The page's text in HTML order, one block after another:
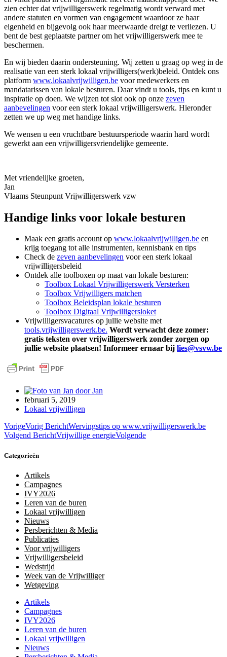
zien echter dat vrijwilligerswerk regelmatig wordt verward met
andere statuten en vormen van engagement waardoor ze haar
eigenheid en bijgevolg ook haar meerwaarde dreigt te verliezen. U
bent de best geplaatste partner om het vrijwilligerswerk mee te
beschermen.
En wij bieden daarin ondersteuning. Wij zetten u graag op weg in de
realisatie van een sterk lokaal vrijwilligers(werk)beleid. Ontdek ons
platform www.lokaalvrijwilligen.be voor medewerkers en
mandatarissen van lokale besturen. Daar vindt u tools, tips en kunt u
inspiratie op doen. We wijzen tot slot ook op onze zeven
aanbevelingen voor een sterk lokaal vrijwilligerswerk. Hieronder
zetten we up weg met handige links.
We wensen u een vruchtbare bestuursperiode waarin hard wordt
gewerkt aan een vrijwilligersvriendelijke gemeente.
Met vriendelijke groeten,
Jan
Vlaams Steunpunt Vrijwilligerswerk vzw
Handige links voor lokale besturen
Maak een gratis account op www.lokaalvrijwilligen.be en
krijg toegang tot alle instrumenten, kennisbank en tips
Check de zeven aanbevelingen voor een sterk lokaal
vrijwilligersbeleid
Ontdek alle toolboxen op maat van lokale besturen:
Toolbox Lokaal Vrijwilligerswerk Versterken
Toolbox Vrijwilligers matchen
Toolbox Beleidsplan lokale besturen
Toolbox Digitaal Vrijwilligersloket
Vrijwilligersvacatures op jullie website met
tools.vrijwilligerswerk.be. Wordt verwacht deze zomer:
gratis teksten over vrijwilligerswerk zonder zorgen op
jullie website plaatsen! Informeer ernaar bij lies@vsvw.be
doorJan
februari 5, 2019
Lokaal vrijwilligen
VorigeVorig BerichtWervingstips op www.vrijwilligerswerk.be
Volgend BerichtVrijwillige energieVolgende
Categorieën
Artikels
Campagnes
IVY2026
Leren van de buren
Lokaal vrijwilligen
Nieuws
Persberichten & Media
Publicaties
Voor vrijwilligers
Vrijwilligersbeleid
Wedstrijd
Week van de Vrijwilliger
Wetgeving
Artikels
Campagnes
IVY2026
Leren van de buren
Lokaal vrijwilligen
Nieuws